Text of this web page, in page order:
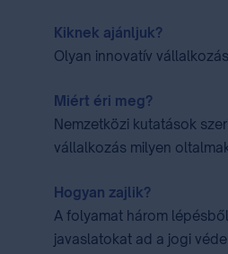
Kiknek ajánljuk?
Olyan innovatív
Miért éri meg?
Nemzetközi kutatások
vállalkozás milyen
Hogyan zajlik?
A folyamat három
javaslatokat ad a jogi